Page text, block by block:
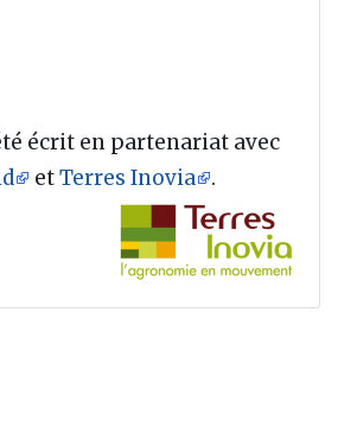
écrit en partenariat avec
etTerres Inovia .